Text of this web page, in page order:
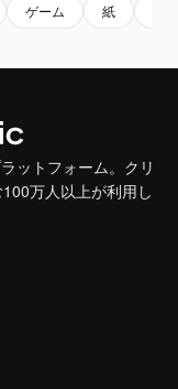
ゲーム 紙
ットフォーム。クリ
万人以上が利用し